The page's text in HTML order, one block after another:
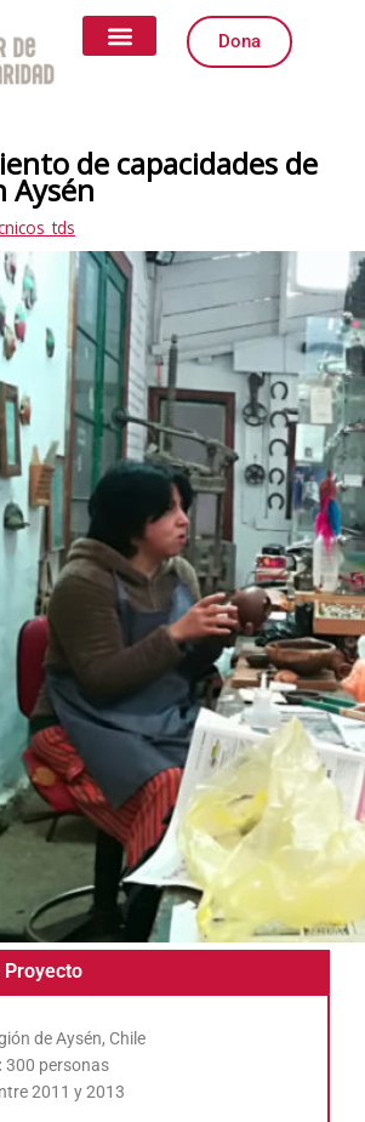
Dona
de capacidades de
Aysén
de Aysén, Chile
300 personas
2011 y 2013